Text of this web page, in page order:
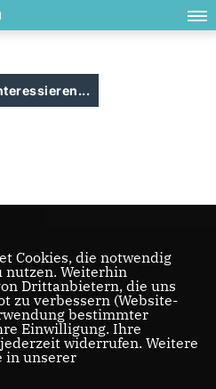
Cookies, die notwendig
nutzen. Weiterhin
Drittanbietern, die uns
zu verbessern (Website-
bestimmter
Einwilligung. Ihre
widerrufen. Weitere
in unserer